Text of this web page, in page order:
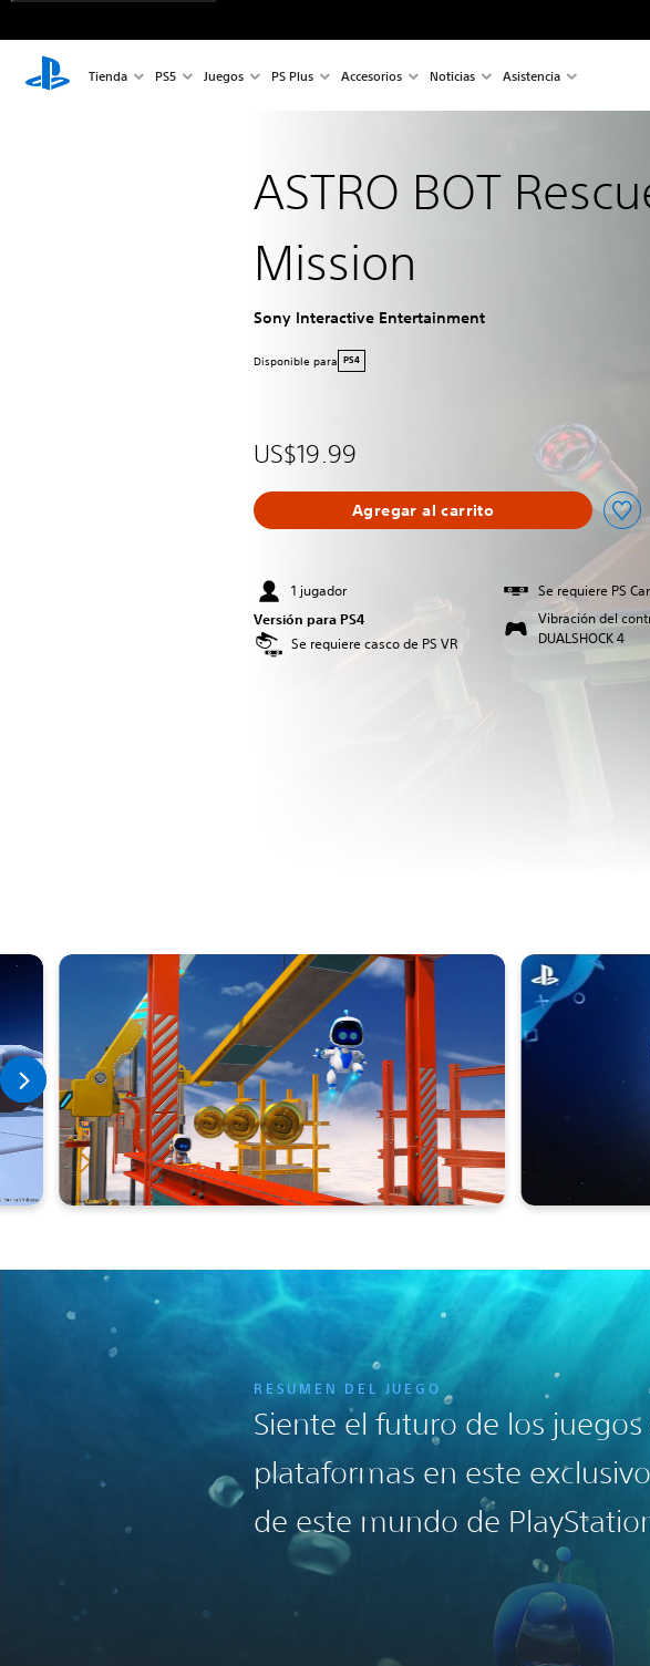
Tienda PS5 Juegos PS Plus Accesorios Noticias Asistencia
ASTRO BOT
Mission
Sony Interactive Entertainment
Disponible para PS4
US$19.99
Agregar al carrito
1 jugador
Versión para PS4
Se requiere casco de PS VR
Se requiere PS
Vibración del
DUALSHOCK 4
RESUMEN DEL JUEGO
Siente el futuro de los juegos
plataformas en este
de este mundo de